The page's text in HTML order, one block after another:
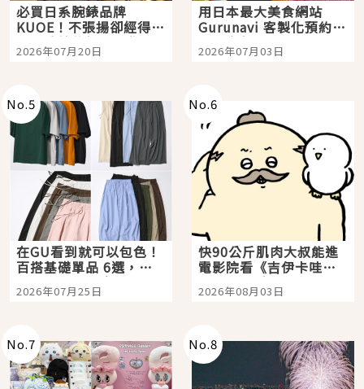
必買日系腕錶品牌
KUOE！不張揚卻經得起
時間洗鍊的經典之作五
選
2026年07月20日
用日本最大美食網站
Gurunavi 客製化預約九
大都市餐廳，打造專屬
美食體驗！
2026年07月03日
No.5
在GU看到就可以包色！
百搭基礎單品 6選，閉
眼全收也不心疼
2026年07月25日
No.6
快90公斤肌肉大叔能進
電影院看《吉伊卡哇》
嗎？日本重金屬樂團
「打首」會長與nagano
2026年08月03日
No.7 No.8